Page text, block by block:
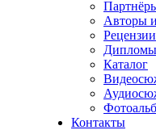
Авторы
Рецензии
Каталог
Контакты